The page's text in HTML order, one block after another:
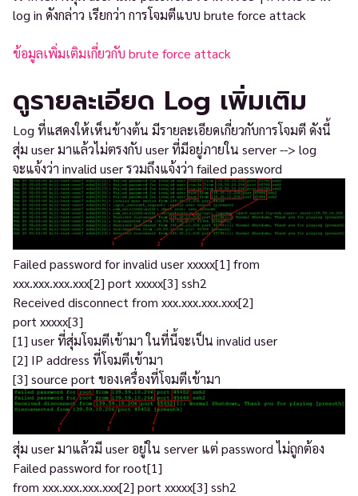
log in ดังกล่าว เรียกว่า การโจมตีแบบ brute force attack
ข้อมูลเพิ่มเติมเกี่ยวกับ brute force attack
ดูรายละเอียด Log เพิ่มเติม
Log ที่แสดงให้เห็นข้างต้น มีรายละเอียดเกี่ยวกับการโจมตี ดังนี้
สุ่ม user มาแล้วไม่ตรงกับ user ที่มีอยู่ภายใน server --> log
จะแจ้งว่า invalid user รวมถึงแจ้งว่า failed password
Failed password for invalid user xxxxx[1] from
xxx.xxx.xxx.xxx[2] port xxxxx[3] ssh2
Received disconnect from xxx.xxx.xxx.xxx[2]
port xxxxx[3]
[1] user ที่สุ่มโจมตีเข้ามา ในที่นี้จะเป็น invalid user
[2] IP address ที่โจมตีเข้ามา
[3] source port ของเครื่องที่โจมตีเข้ามา
สุ่ม user มาแล้วมี user อยู่ใน server แต่ password ไม่ถูกต้อง
Failed password for root[1]
from xxx.xxx.xxx.xxx[2] port xxxxx[3] ssh2